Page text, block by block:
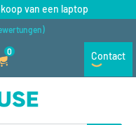
van een laptop
0 Contact